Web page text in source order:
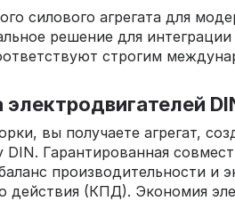
силового агрегата для
решение для
строгим
вы получаете агрегат,
DIN. Гарантированная
производительности и
(КПД). Экономия